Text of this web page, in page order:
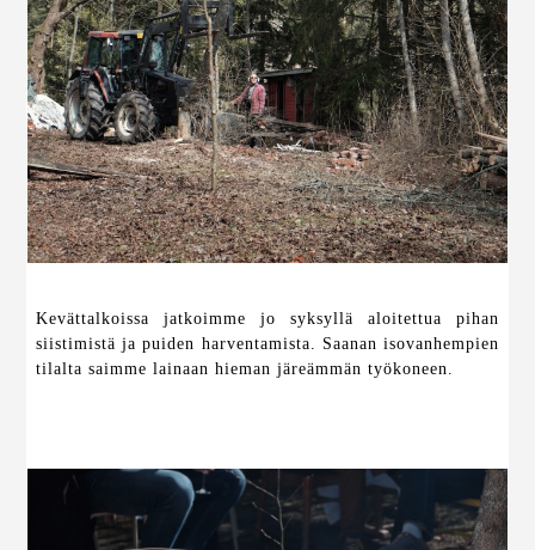
Kevättalkoissa jatkoimme jo syksyllä aloitettua pihan
siistimistä ja puiden harventamista. Saanan isovanhempien
tilalta saimme lainaan hieman järeämmän työkoneen.